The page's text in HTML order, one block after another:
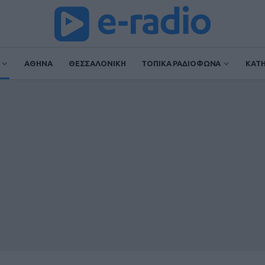
ΑΘΗΝΑ ΘΕΣΣΑΛΟΝΙΚΗ ΤΟΠΙΚΑ ΡΑΔΙΟΦΩΝΑ